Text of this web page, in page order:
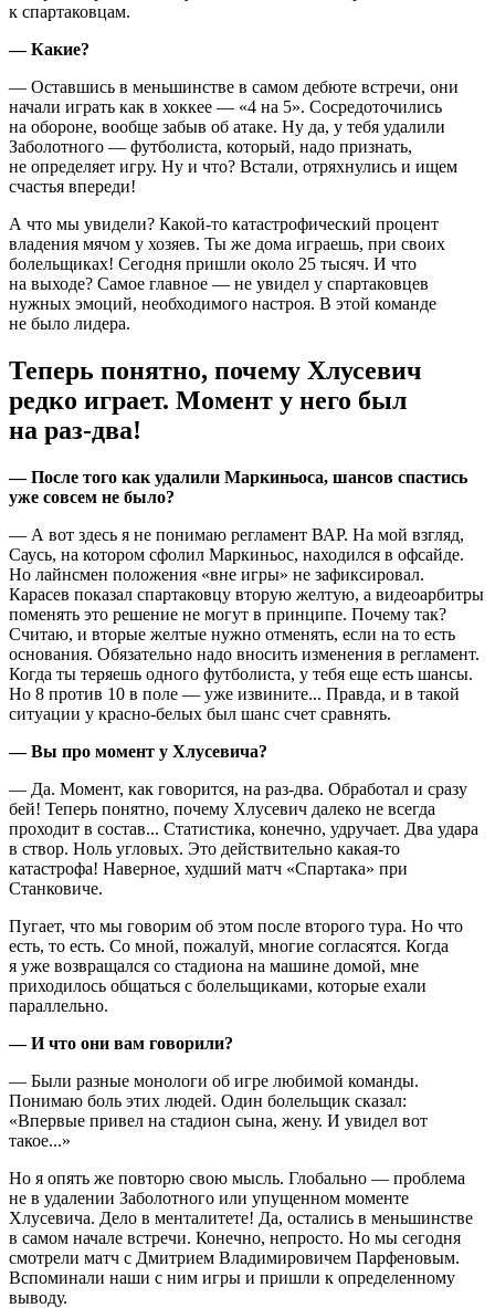
к спартаковцам.
— Какие?
— Оставшись в меньшинстве в самом дебюте встречи, они
начали играть как в хоккее — «4 на 5». Сосредоточились
на обороне, вообще забыв об атаке. Ну да, у тебя удалили
Заболотного — футболиста, который, надо признать,
не определяет игру. Ну и что? Встали, отряхнулись и ищем
счастья впереди!
А что мы увидели? Какой-то катастрофический процент
владения мячом у хозяев. Ты же дома играешь, при своих
болельщиках! Сегодня пришли около 25 тысяч. И что
на выходе? Самое главное — не увидел у спартаковцев
нужных эмоций, необходимого настроя. В этой команде
не было лидера.
Теперь понятно, почему Хлусевич
редко играет. Момент у него был
на раз-два!
— После того как удалили Маркиньоса, шансов спастись
уже совсем не было?
— А вот здесь я не понимаю регламент ВАР. На мой взгляд,
Саусь, на котором сфолил Маркиньос, находился в офсайде.
Но лайнсмен положения «вне игры» не зафиксировал.
Карасев показал спартаковцу вторую желтую, а видеоарбитры
поменять это решение не могут в принципе. Почему так?
Считаю, и вторые желтые нужно отменять, если на то есть
основания. Обязательно надо вносить изменения в регламент.
Когда ты теряешь одного футболиста, у тебя еще есть шансы.
Но 8 против 10 в поле — уже извините... Правда, и в такой
ситуации у красно-белых был шанс счет сравнять.
— Вы про момент у Хлусевича?
— Да. Момент, как говорится, на раз-два. Обработал и сразу
бей! Теперь понятно, почему Хлусевич далеко не всегда
проходит в состав... Статистика, конечно, удручает. Два удара
в створ. Ноль угловых. Это действительно какая-то
катастрофа! Наверное, худший матч «Спартака» при
Станковиче.
Пугает, что мы говорим об этом после второго тура. Но что
есть, то есть. Со мной, пожалуй, многие согласятся. Когда
я уже возвращался со стадиона на машине домой, мне
приходилось общаться с болельщиками, которые ехали
параллельно.
— И что они вам говорили?
— Были разные монологи об игре любимой команды.
Понимаю боль этих людей. Один болельщик сказал:
«Впервые привел на стадион сына, жену. И увидел вот
такое...»
Но я опять же повторю свою мысль. Глобально — проблема
не в удалении Заболотного или упущенном моменте
Хлусевича. Дело в менталитете! Да, остались в меньшинстве
в самом начале встречи. Конечно, непросто. Но мы сегодня
смотрели матч с Дмитрием Владимировичем Парфеновым.
Вспоминали наши с ним игры и пришли к определенному
выводу.